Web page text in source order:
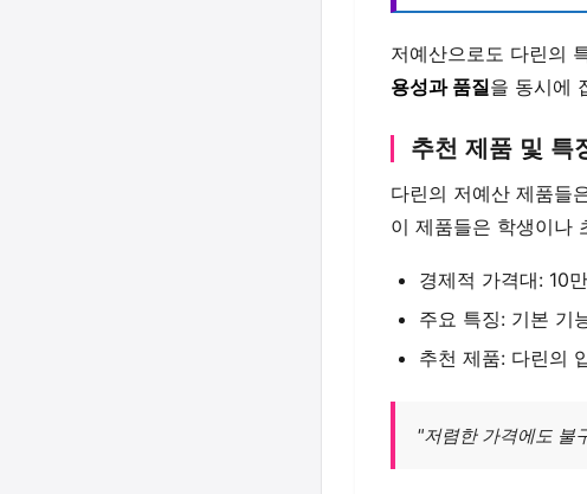
저예산으로도 다린의
용성과 품질을 동시에
추천 제품 및 특
다린의 저예산 제품들
이 제품들은 학생이나
경제적 가격대: 10
주요 특징: 기본 기
추천 제품: 다린의
"저렴한 가격에도 불